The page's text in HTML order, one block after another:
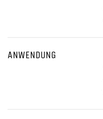
ANWENDUNG